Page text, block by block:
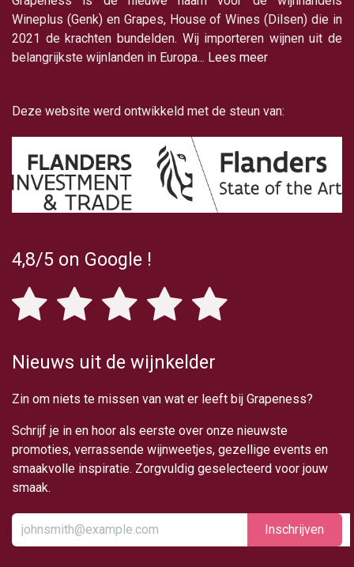
Wineplus (Genk) en Grapes, House of Wines (Dilsen) die in
2021 de krachten bundelden. Wij importeren wijnen uit de
belangrijkste wijnlanden in Europa... Lees meer
Deze website werd ontwikkeld met de steun van:
4,8/5 on Google !
Nieuws uit de wijnkelder
Zin om niets te missen van wat er leeft bij Grapeness?
Schrijf je in en hoor als eerste over onze nieuwste
promoties, verrassende wijnweetjes, gezellige events en
smaakvolle inspiratie. Zorgvuldig geselecteerd voor jouw
smaak.
Inschrijv​​​​​​​​​​en